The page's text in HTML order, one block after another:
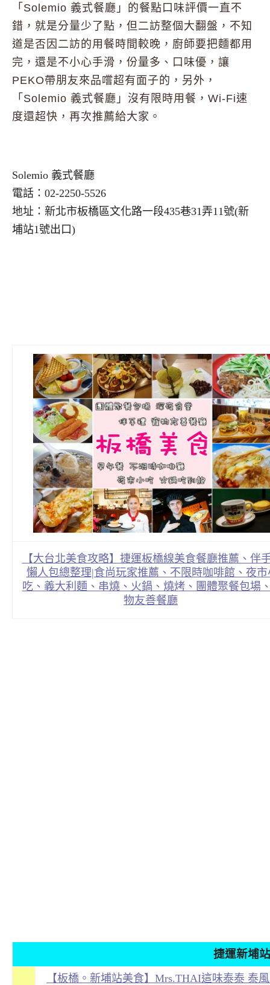
「Solemio 義式餐廳」的餐點口味評價一直不
錯，就是分量少了點，但 二訪整個大翻盤，不知
道是否因二訪的用餐時間較晚，廚師要把麵都用
完，還是不小心手滑，份量多、口味優，讓
PEKO帶朋友來品嚐超有面子的，另外，
「Solemio 義式餐廳」沒有限時用餐，Wi-Fi速
度還超快，再次推薦給大家。
Solemio 義式餐廳
電話：02-2250-5526
地址：新北市板橋區文化路一段435巷31弄11號(新
埔站1號出口)
【大台北美食攻略】捷運板橋線美食餐廳推薦、伴
懶人包總整理|食尚玩家推薦、不限時咖啡館、夜市
吃、義大利麵、串燒、火鍋、燒烤、團體聚餐包場
物友善餐廳
捷運新埔
【板橋。新埔站美食】Mrs.THAI這味泰泰 泰